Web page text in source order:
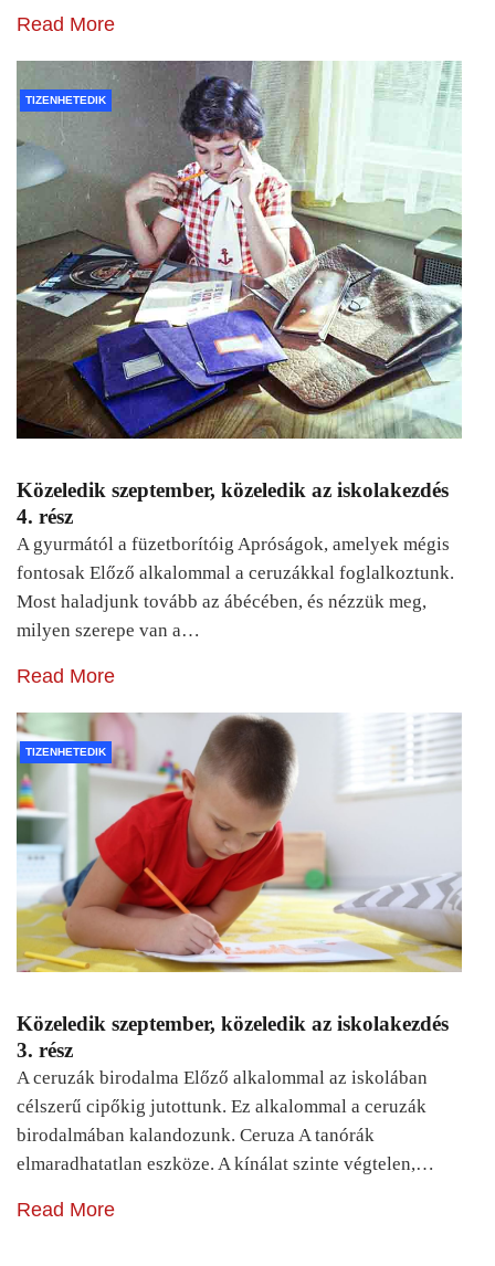
Read More
TIZENHETEDIK
Közeledik szeptember, közeledik az iskolakezdés
4. rész
A gyurmától a füzetborítóig Apróságok, amelyek mégis
fontosak Előző alkalommal a ceruzákkal foglalkoztunk.
Most haladjunk tovább az ábécében, és nézzük meg,
milyen szerepe van a…
Read More
TIZENHETEDIK
Közeledik szeptember, közeledik az iskolakezdés
3. rész
A ceruzák birodalma Előző alkalommal az iskolában
célszerű cipőkig jutottunk. Ez alkalommal a ceruzák
birodalmában kalandozunk. Ceruza A tanórák
elmaradhatatlan eszköze. A kínálat szinte végtelen,…
Read More